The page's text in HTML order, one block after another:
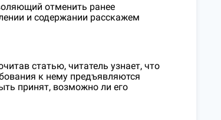
отменить ранее
и содержании расскажем
статью, читатель узнает, что
к нему предъявляются
принят, возможно ли его